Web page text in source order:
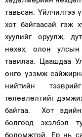
тавьсан. Үйлчилгээ
хот байгаасай гэж
хуулийг оруулж,
нөхөх, олон
тавилаа. Цаашдаа
өнгө үзэмж
нийтийн
төлөвлөлтийг
байгаа. Хот эдийн
болгоод эхэлбэл
боломжтой. Ер нь